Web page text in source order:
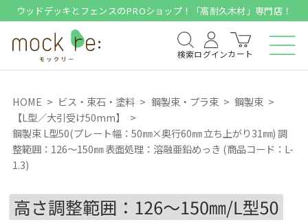
ウッドデッキとフェンスのPROショップ！「高耐久木材」専門店！
検索ログインカート
HOME ビス・束石・塗料 鋼製束・プラ束
鋼製束
【L型／大引受け50mm】
鋼製束 L型50(プレート幅：50㎜×奥行60㎜ 立ち上がり31㎜) 調
整範囲：126～150㎜ 表面処理：溶融亜鉛めっき (商品コード：L-
1.3)